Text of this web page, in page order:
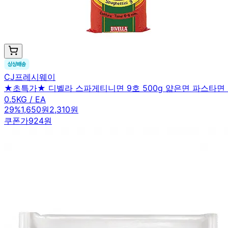
CJ프레시웨이
★초특가★ 디벨라 스파게티니면 9호 500g 얇은면 파스타면
0.5KG / EA
29%1,650원2,310원
쿠폰가924원